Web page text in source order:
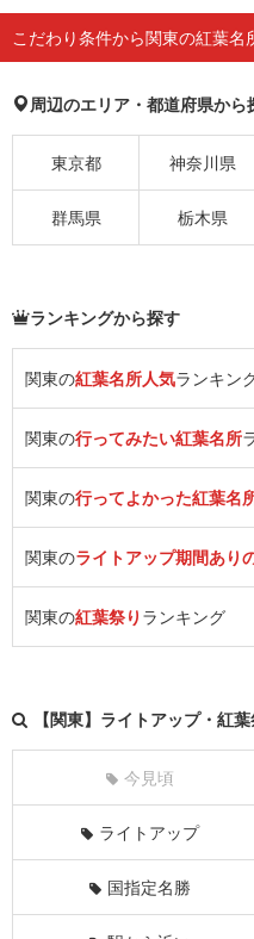
こだわり条件から関東の紅葉名
周辺のエリア・都道府県から
東京都 神奈川県
群馬県 栃木県
ランキングから探す
関東の紅葉名所人気ランキン
関東の行ってみたい紅葉名所
関東の行ってよかった紅葉名
関東のライトアップ期間あり
関東の紅葉祭り ランキング
【関東】ライトアップ・紅
今見頃
ライトアップ
国指定名勝